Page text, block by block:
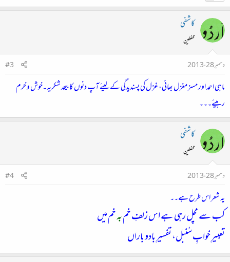
کاشفی
محفلین
دسمبر 28، 2013
#3
ماہی احمد اور مسز مغزل بھائی، غزل کی پسندیدگی کے لیئے آپ دنوں کا بیحد شکریہ۔خوش و خرم
رہیئے۔۔۔
کاشفی
محفلین
دسمبر 28، 2013
#4
یہ شعر اس طرح ہے۔۔
کب سے مچل رہی ہے اس زلفِ خمبہخم میں
تعبیرِ خوابِ سُنبل، تفسیرِ بادو باراں